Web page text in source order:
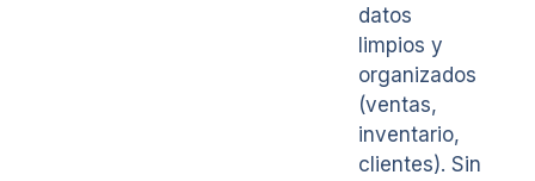
datos
limpios y
organizados
(ventas,
inventario,
clientes). Sin